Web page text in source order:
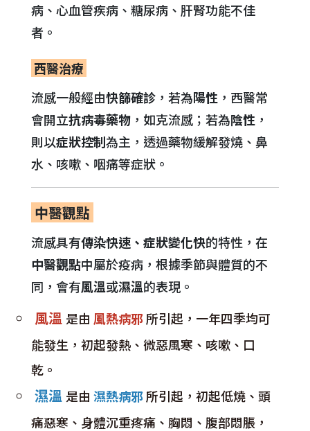
病、心血管疾病、糖尿病、肝腎功能不佳
者。
西醫治療
流感一般經由快篩確診 ，若為陽性 ，西醫常
會開立抗病毒藥物 ，如克流感；若為陰性 ，
則以症狀控制為主，透過藥物緩解發燒、鼻
水、咳嗽、咽痛等症狀。
中醫觀點
流感具有傳染快速、症狀變化快的特性，在
中醫觀點中屬於疫病，根據季節與體質的不
同，會有風溫或濕溫的表現。
風溫 是由 風熱病邪所引起，一年四季均可
能發生，初起發熱、微惡風寒、咳嗽、口
乾。
濕溫 是由 濕熱病邪所引起，初起低燒、頭
痛惡寒、身體沉重疼痛、胸悶、腹部悶脹，